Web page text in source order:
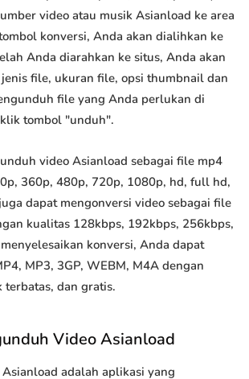
video atau musik Asianload ke area
konversi, Anda akan dialihkan ke
Anda diarahkan ke situs, Anda akan
file, ukuran file, opsi thumbnail dan
file yang Anda perlukan di
tombol "unduh".
video Asianload sebagai file mp4
360p, 480p, 720p, 1080p, hd, full hd,
dapat mengonversi video sebagai file
kualitas 128kbps, 192kbps, 256kbps,
konversi, Anda dapat
MP3, 3GP, WEBM, M4A dengan
terbatas, dan gratis.
Video Asianload
adalah aplikasi yang